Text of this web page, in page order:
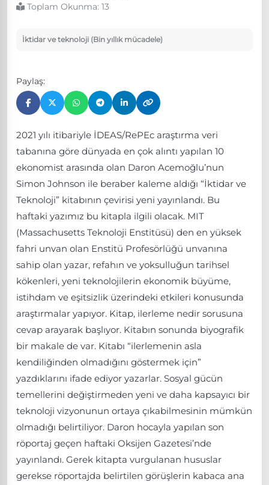
Toplam Okunma: 13
İktidar ve teknoloji (Bin yıllık mücadele)
Paylaş:
2021 yılı itibariyle İDEAS/RePEc araştırma veri
tabanına göre dünyada en çok alıntı yapılan 10
ekonomist arasında olan Daron Acemoğlu’nun
Simon Johnson ile beraber kaleme aldığı “İktidar ve
Teknoloji” kitabının çevirisi yeni yayınlandı. Bu
haftaki yazımız bu kitapla ilgili olacak. MIT
(Massachusetts Teknoloji Enstitüsü) den en yüksek
fahri unvan olan Enstitü Profesörlüğü unvanına
sahip olan yazar, refahın ve yoksulluğun tarihsel
kökenleri, yeni teknolojilerin ekonomik büyüme,
istihdam ve eşitsizlik üzerindeki etkileri konusunda
araştırmalar yapıyor. Kitap, ilerleme nedir sorusuna
cevap arayarak başlıyor. Kitabın sonunda biyografik
bir makale de var. Kitabı “ilerlemenin asla
kendiliğinden olmadığını göstermek için”
yazdıklarını ifade ediyor yazarlar. Sosyal gücün
temellerini değiştirmeden yeni ve daha kapsayıcı bir
teknoloji vizyonunun ortaya çıkabilmesinin mümkün
olmadığı belirtiliyor. Daron hocayla yapılan son
röportaj geçen haftaki Oksijen Gazetesi’nde
yayınlandı. Gerek kitapta vurgulanan hususlar
gerekse röportajda belirtilen görüşlerin kabaca ana